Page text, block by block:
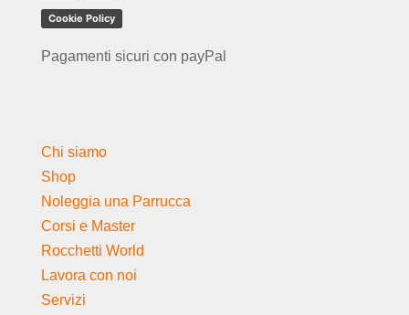
Cookie Policy
Pagamenti sicuri con payPal
Chi siamo
Shop
Noleggia una Parrucca
Corsi e Master
Rocchetti World
Lavora con noi
Servizi